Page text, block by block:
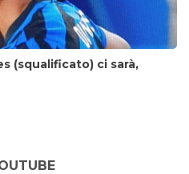
(squalificato) ci sarà,